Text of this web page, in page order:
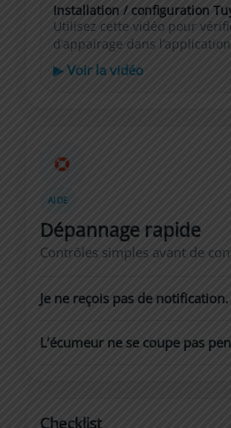
Installation / configuration
Utilisez cette vidéo pour
d’appairage dans l’application.
▶ Voir la vidéo
AIDE
Dépannage rapide
Contrôles simples avant de
Je ne reçois pas de notification.
L’écumeur ne se coupe pas
Checklist